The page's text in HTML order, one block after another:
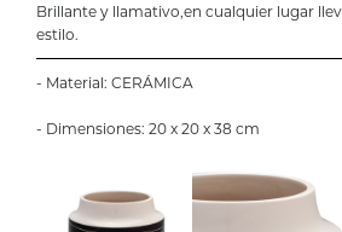
Brillante y llamativo,en cualquier lugar
estilo.
- Material: CERÁMICA
- Dimensiones: 20 x 20 x 38 cm